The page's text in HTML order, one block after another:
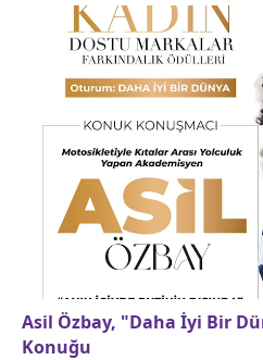
Asil Özbay, "Daha İyi Bir
Konuğu